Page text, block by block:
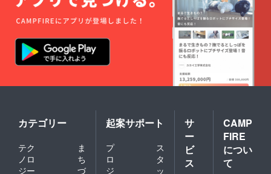
カテゴリー
テク
ノロ
ジー
ま
ち
づ
起案サポート
プ
ロ
ジ
ス
タ
ッ
サ
ー
ビ
ス
CAMP
FIRE
につい
て